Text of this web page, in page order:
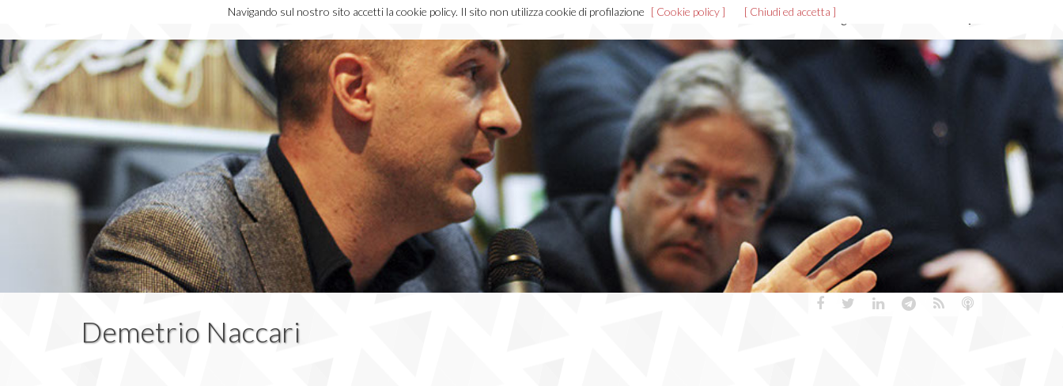
Home Chi sono News ed eventi Allegati
Demetrio Naccari
Navigando sul nostro sito accetti la cookie policy. Il sito non utilizza cookie di profilazione [ Cookie policy ] [ Chiudi ed accetta ]